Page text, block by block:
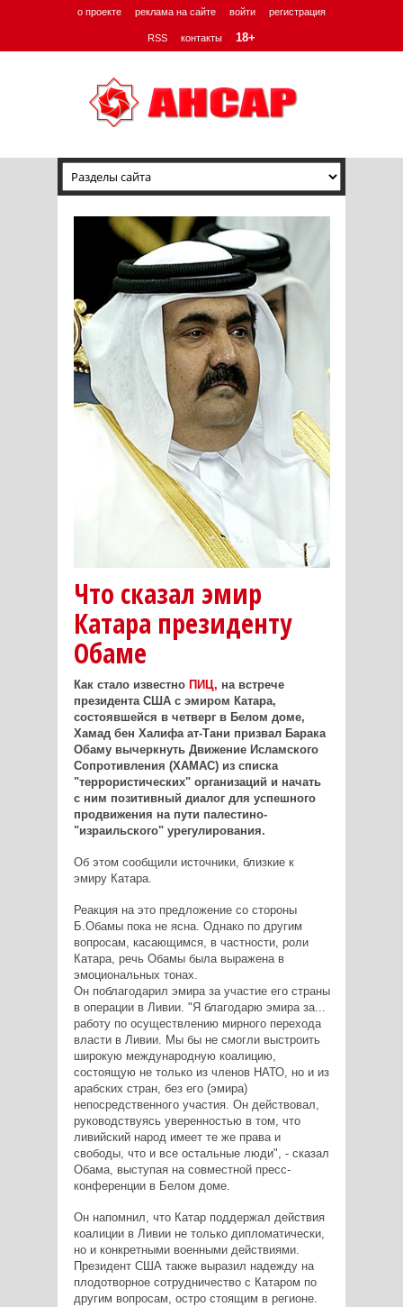
о проекте реклама на сайте войти регистрация
RSS контакты 18+
Что сказал эмир
Катара президенту
Обаме
Как стало известно ПИЦ, на встрече
президента США с эмиром Катара,
состоявшейся в четверг в Белом доме,
Хамад бен Халифа ат-Тани призвал Барака
Обаму вычеркнуть Движение Исламского
Сопротивления (ХАМАС) из списка
"террористических" организаций и начать
с ним позитивный диалог для успешного
продвижения на пути палестино-
"израильского" урегулирования.
Об этом сообщили источники, близкие к
эмиру Катара.
Реакция на это предложение со стороны
Б.Обамы пока не ясна. Однако по другим
вопросам, касающимся, в частности, роли
Катара, речь Обамы была выражена в
эмоциональных тонах.
Он поблагодарил эмира за участие его страны
в операции в Ливии. "Я благодарю эмира за...
работу по осуществлению мирного перехода
власти в Ливии. Мы бы не смогли выстроить
широкую международную коалицию,
состоящую не только из членов НАТО, но и из
арабских стран, без его (эмира)
непосредственного участия. Он действовал,
руководствуясь уверенностью в том, что
ливийский народ имеет те же права и
свободы, что и все остальные люди", - сказал
Обама, выступая на совместной пресс-
конференции в Белом доме.
Он напомнил, что Катар поддержал действия
коалиции в Ливии не только дипломатически,
но и конкретными военными действиями.
Президент США также выразил надежду на
плодотворное сотрудничество с Катаром по
другим вопросам, остро стоящим в регионе.